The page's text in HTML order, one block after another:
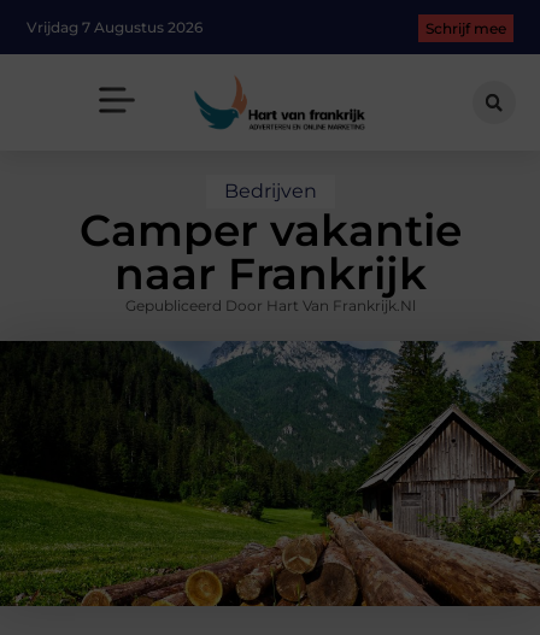
Vrijdag 7 Augustus 2026 Schrijf mee
Bedrijven
Camper vakantie
naar Frankrijk
Gepubliceerd Door Hart Van Frankrijk.nl